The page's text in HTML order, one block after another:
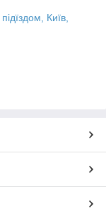
Київ,